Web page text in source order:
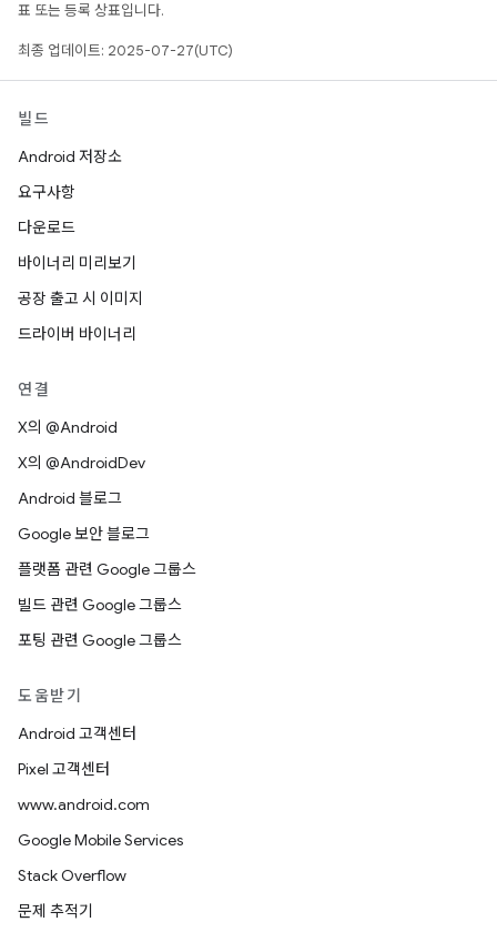
표 또는 등록 상표입니다.
최종 업데이트: 2025-07-27(UTC)
빌드
Android 저장소
요구사항
다운로드
바이너리 미리보기
공장 출고 시 이미지
드라이버 바이너리
연결
X의 @Android
X의 @AndroidDev
Android 블로그
Google 보안 블로그
플랫폼 관련 Google 그룹스
빌드 관련 Google 그룹스
포팅 관련 Google 그룹스
도움받기
Android 고객센터
Pixel 고객센터
www.android.com
Google Mobile Services
Stack Overflow
문제 추적기